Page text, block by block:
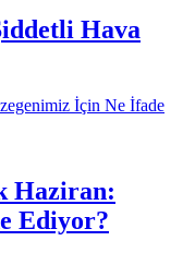
Hava
Haziran:
Ediyor?